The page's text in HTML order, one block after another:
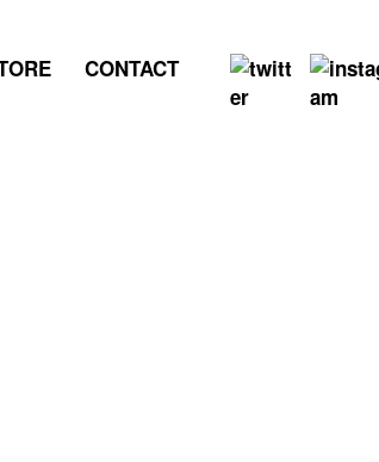
CONTACT